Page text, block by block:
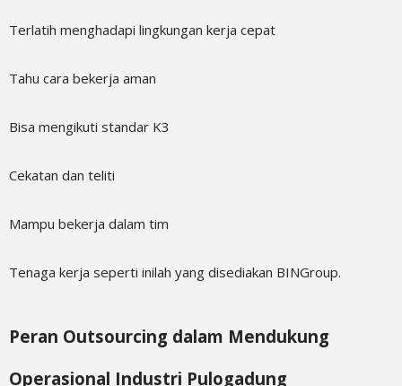
Terlatih menghadapi lingkungan kerja cepat
Tahu cara bekerja aman
Bisa mengikuti standar K3
Cekatan dan teliti
Mampu bekerja dalam tim
Tenaga kerja seperti inilah yang disediakan BINGroup.
Peran Outsourcing dalam Mendukung
Operasional Industri Pulogadung